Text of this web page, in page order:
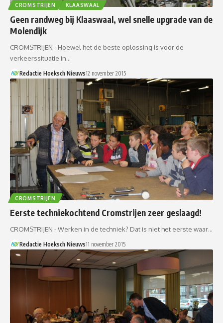
CROMSTRIJEN KLAASWAAL
Geen randweg bij Klaaswaal, wel snelle upgrade van de
Molendijk
CROMSTRIJEN - Hoewel het de beste oplossing is voor de
verkeerssituatie in…
Redactie Hoeksch Nieuws12 november 2015
CROMSTRIJEN
Eerste techniekochtend Cromstrijen zeer geslaagd!
CROMSTRIJEN - Werken in de techniek? Dat is niet het eerste waar…
Redactie Hoeksch Nieuws11 november 2015